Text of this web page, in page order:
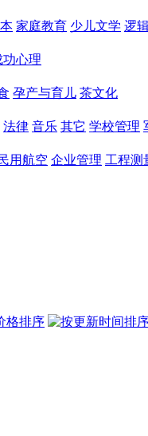
家庭教育 少儿文学 逻
功心理
孕产与育儿 茶文化
法律 音乐 其它 学校管理
用航空 企业管理 工程测